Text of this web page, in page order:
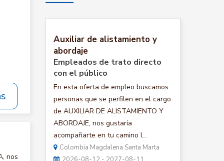
nos
Auxiliar de alistamiento y
abordaje
Empleados de trato directo
con el público
En esta oferta de empleo buscamos
personas que se perfilen en el cargo
de AUXILIAR DE ALISTAMIENTO Y
ABORDAJE, nos gustaría
acompañarte en tu camino l...
Colombia Magdalena Santa Marta